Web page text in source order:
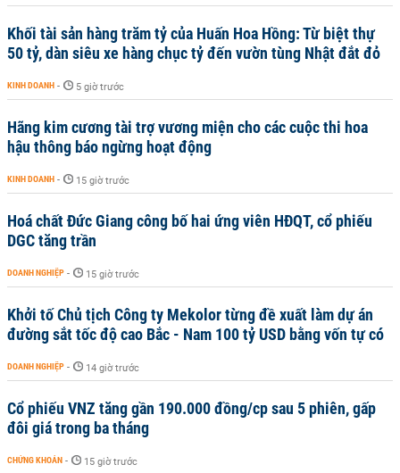
Khối tài sản hàng trăm tỷ của Huấn Hoa Hồng: Từ biệt thự
50 tỷ, dàn siêu xe hàng chục tỷ đến vườn tùng Nhật đắt đỏ
KINH DOANH - 5 giờ trước
Hãng kim cương tài trợ vương miện cho các cuộc thi hoa
hậu thông báo ngừng hoạt động
KINH DOANH - 15 giờ trước
Hoá chất Đức Giang công bố hai ứng viên HĐQT, cổ phiếu
DGC tăng trần
DOANH NGHIỆP - 15 giờ trước
Khởi tố Chủ tịch Công ty Mekolor từng đề xuất làm dự án
đường sắt tốc độ cao Bắc - Nam 100 tỷ USD bằng vốn tự có
DOANH NGHIỆP - 14 giờ trước
Cổ phiếu VNZ tăng gần 190.000 đồng/cp sau 5 phiên, gấp
đôi giá trong ba tháng
CHỨNG KHOÁN - 15 giờ trước